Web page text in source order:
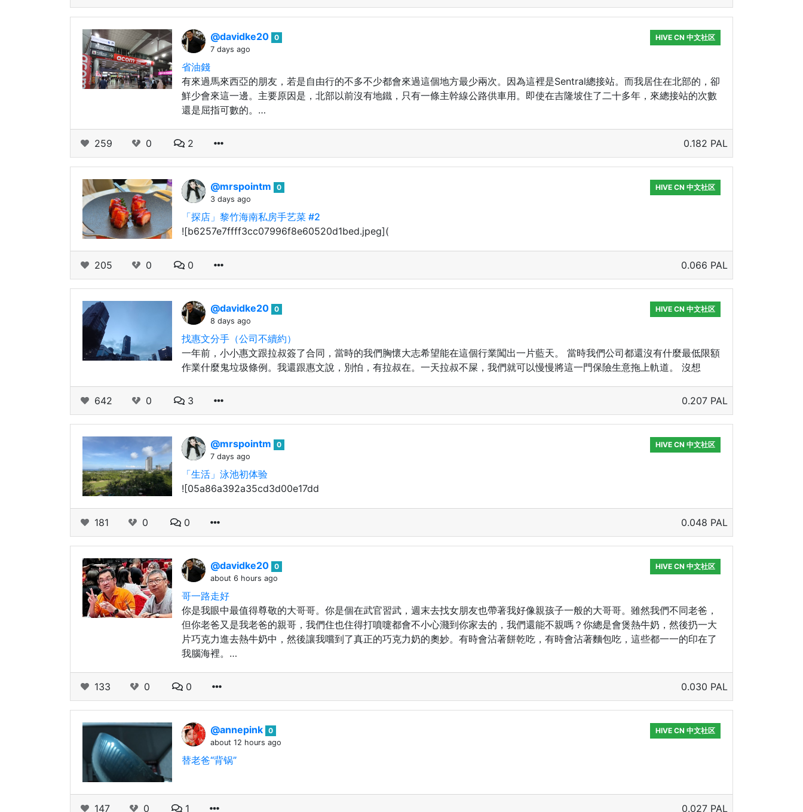
@davidke20 0
7 days ago
HIVE CN 中文社区
省油錢
有來過馬來西亞的朋友，若是自由行的不多不少都會來過這個地方最少兩次。因為這裡是Sentral總接站。而我居住在北部的，卻
鮮少會來這一邊。主要原因是，北部以前沒有地鐵，只有一條主幹線公路供車用。即使在吉隆坡住了二十多年，來總接站的次數
還是屈指可數的。…
259 0 2 0.182 PAL
@mrspointm
0
3 days ago
HIVE CN 中文社区
「探店」黎竹海南私房手艺菜 #2
![b6257e7ffff3cc07996f8e60520d1bed.jpeg](
205 0 0 0.066 PAL
@davidke20 0
8 days ago
HIVE CN 中文社区
找惠文分手（公司不續約）
一年前，小小惠文跟拉叔簽了合同，當時的我們胸懷大志希望能在這個行業闖出一片藍天。 當時我們公司都還沒有什麼最低限額
作業什麼鬼垃圾條例。我還跟惠文說，別怕，有拉叔在。一天拉叔不屎，我們就可以慢慢將這一門保險生意拖上軌道。 沒想
642 0 3 0.207 PAL
@mrspointm
0
7 days ago
HIVE CN 中文社区
「生活」泳池初体验
![05a86a392a35cd3d00e17dd
181 0 0 0.048 PAL
@davidke20 0
about 6 hours ago
HIVE CN 中文社区
哥一路走好
你是我眼中最值得尊敬的大哥哥。你是個在武官習武，週末去找女朋友也帶著我好像親孩子一般的大哥哥。雖然我們不同老爸，
但你老爸又是我老爸的親哥，我們住也住得打噴嚏都會不小心濺到你家去的，我們還能不親嗎？你總是會煲熱牛奶，然後扔一大
片巧克力進去熱牛奶中，然後讓我嚐到了真正的巧克力奶的奧妙。有時會沾著餅乾吃，有時會沾著麵包吃，這些都一一的印在了
我腦海裡。…
133 0 0 0.030 PAL
@annepink 0
about 12 hours ago
HIVE CN 中文社区
替老爸“背锅”
147 0 1 0.027 PAL